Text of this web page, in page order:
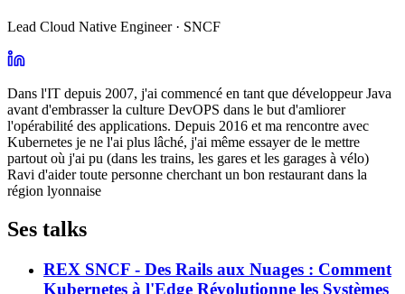
Lead Cloud Native Engineer · SNCF
Dans l'IT depuis 2007, j'ai commencé en tant que développeur Java
avant d'embrasser la culture DevOPS dans le but d'amliorer
l'opérabilité des applications. Depuis 2016 et ma rencontre avec
Kubernetes je ne l'ai plus lâché, j'ai même essayer de le mettre
partout où j'ai pu (dans les trains, les gares et les garages à vélo)
Ravi d'aider toute personne cherchant un bon restaurant dans la
région lyonnaise
Ses talks
REX SNCF - Des Rails aux Nuages : Comment
Kubernetes à l'Edge Révolutionne les Systèmes